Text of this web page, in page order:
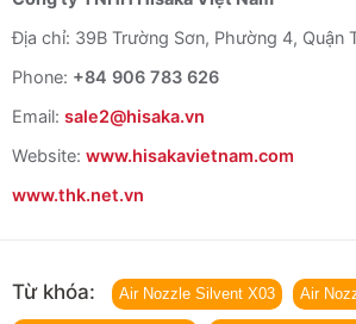
Địa chỉ: 39B Trường Sơn, Phường 4, Quận
Phone: +84 906 783 626
Email: sale2@hisaka.vn
Website: www.hisakavietnam.com
www.thk.net.vn
Từ khóa: Air Nozzle Silvent X03 Air